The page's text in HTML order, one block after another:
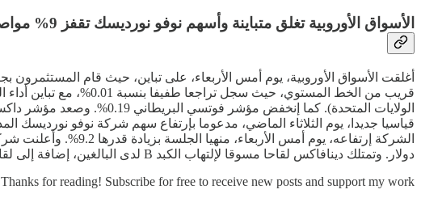
الأسواق الأوروبية تغلق متباينة وأسهم نوفو نورديسك تقفز 9% مواصلةً الصعود
دولار. وتمتلك دينافاكس لقاحا مسوقا لإلتهاب الكبد B لدى البالغين، إضافة إلى لقاح قيد التطوير ضد مرض القوباء المنطقية. وأنهت أسهم سانوفي الجلسة منخفضة بنسبة 0.3%.
Thanks for reading! Subscribe for free to receive new posts and support my work.